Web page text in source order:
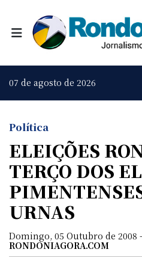
07 de agosto de 2026
Política
ELEIÇÕES
TERÇO DOS
URNAS
Domingo, 05 Outubro de 2008
RONDONIAGORA.COM